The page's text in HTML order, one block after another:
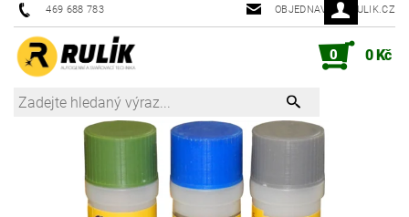
469 688 783 OBJEDNAVKY@RULIK.CZ
0 0 Kč